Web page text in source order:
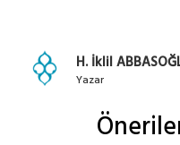
H. İklil
Yazar